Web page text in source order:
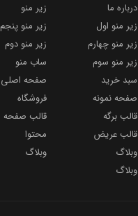
درباره ما
زیر منو
زیر منو اول
زیر منو پنجم
زیر منو چهارم
زیر منو دوم
زیر منو سوم
ساب منو
سبد خرید
صفحه اصلی
صفحه نمونه
فروشگاه
قالب برگه
قالب صفحه
قالب عریض
محتوا
وبلاگ
وبلاگ
وبلاگ